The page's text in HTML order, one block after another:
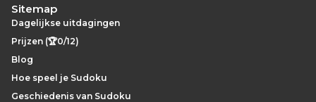
Sitemap
Dagelijkse uitdagingen
Prijzen (🏆0/12)
Blog
Hoe speel je Sudoku
Geschiedenis van Sudoku